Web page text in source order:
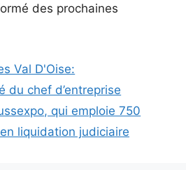
des prochaines
Val D'Oise:
du chef d’entreprise
qui emploie 750
liquidation judiciaire